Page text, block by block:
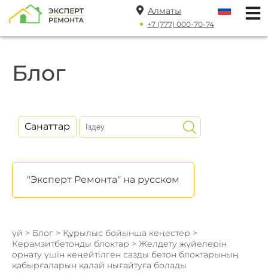
Алматы
+7 (777) 000-70-74
Блог
Санаттар
"Эксперт Ремонта" на русском
үй > Блог > Құрылыс бойынша кеңестер >
Керамзитбетонды блоктар > Желдету жүйелерін
орнату үшін кеңейтілген сазды бетон блоктарының
қабырғаларын қалай нығайтуға болады